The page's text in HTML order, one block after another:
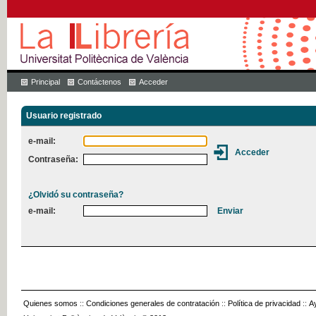
Principal Contáctenos Acceder
Usuario registrado
e-mail:
Contraseña:
¿Olvidó su contraseña?
e-mail:
Quienes somos :: Condiciones generales de contratación :: Política de privacidad ::